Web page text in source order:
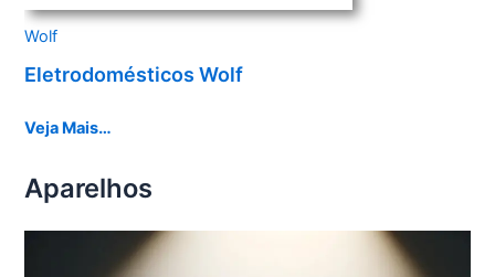
Wolf
Eletrodomésticos Wolf
Veja Mais…
Aparelhos